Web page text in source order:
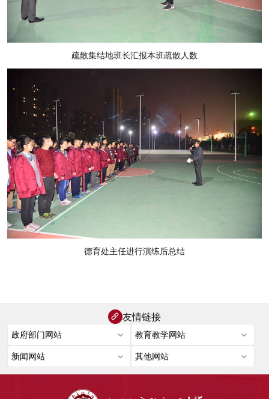
疏散集结地班长汇报本班疏散人数
德育处主任进行演练后总结
友情链接